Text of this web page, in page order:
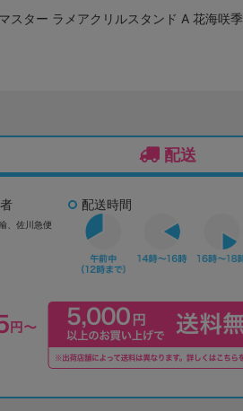
スター ラメアクリルスタンド A 花海咲季
配送
、佐川急便
配送時間